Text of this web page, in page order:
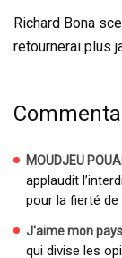
Richard Bona
retournerai plus
MOUDJEU
applaudit
pour la fierté de
J'aime mon pays
qui divise les